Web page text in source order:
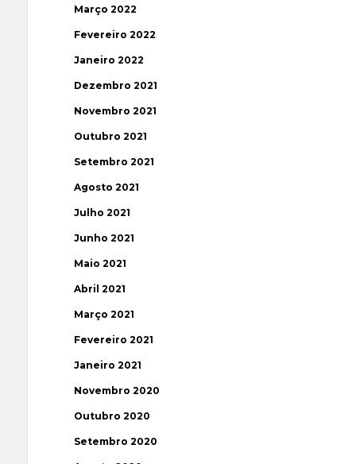
Março 2022
Fevereiro 2022
Janeiro 2022
Dezembro 2021
Novembro 2021
Outubro 2021
Setembro 2021
Agosto 2021
Julho 2021
Junho 2021
Maio 2021
Abril 2021
Março 2021
Fevereiro 2021
Janeiro 2021
Novembro 2020
Outubro 2020
Setembro 2020